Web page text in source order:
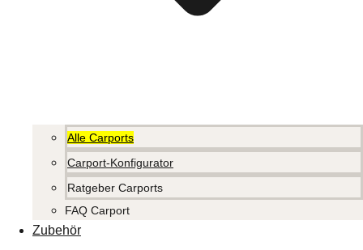
Alle Carports
Carport-Konfigurator
Ratgeber Carports
FAQ Carport
Zubehör